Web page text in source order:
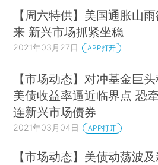
【周六特供】美国通胀山
来 新兴市场抓紧坐稳
2021年03月27日 APP打开
【市场动态】对冲基金巨
美债收益率逼近临界点 恐牵
连新兴市场债券
2021年03月04日 APP打开
【市场动态】美债动荡波